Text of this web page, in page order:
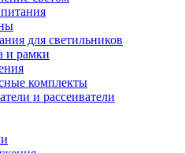
для светильников
и рамки
комплекты
и рассеиватели